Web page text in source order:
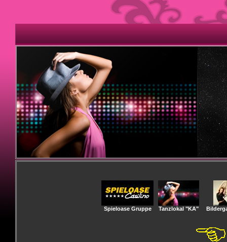
Spieloase Gruppe Tanzlokal "KA"